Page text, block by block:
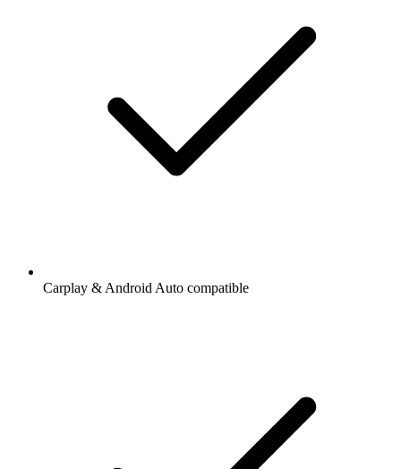
Carplay & Android Auto compatible